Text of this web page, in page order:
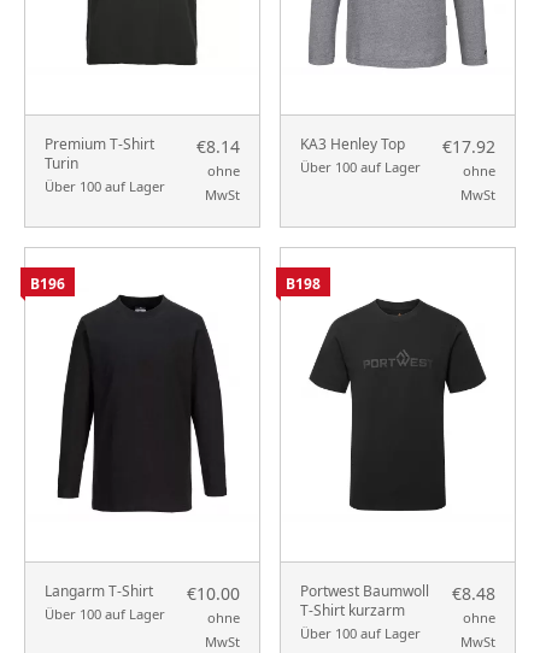
Premium T-Shirt
Turin
Über 100 auf Lager
€8.14
ohne
MwSt
KA3 Henley Top
Über 100 auf Lager
€17.92
ohne
MwSt
Langarm T-Shirt
Über 100 auf Lager
€10.00
ohne
MwSt
B196
Portwest Baumwoll
T-Shirt kurzarm
Über 100 auf Lager
€8.48
ohne
MwSt
B198